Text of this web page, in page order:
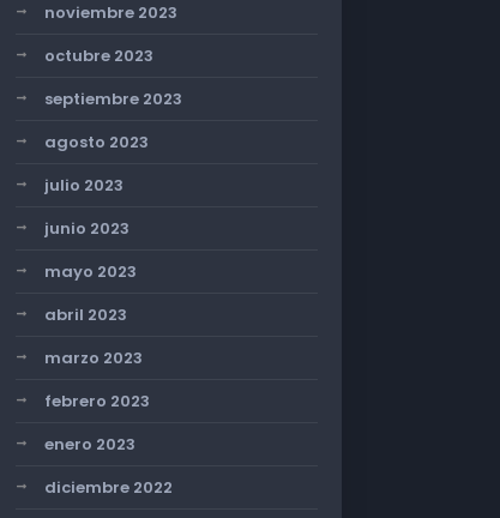
noviembre 2023
octubre 2023
septiembre 2023
agosto 2023
julio 2023
junio 2023
mayo 2023
abril 2023
marzo 2023
febrero 2023
enero 2023
diciembre 2022